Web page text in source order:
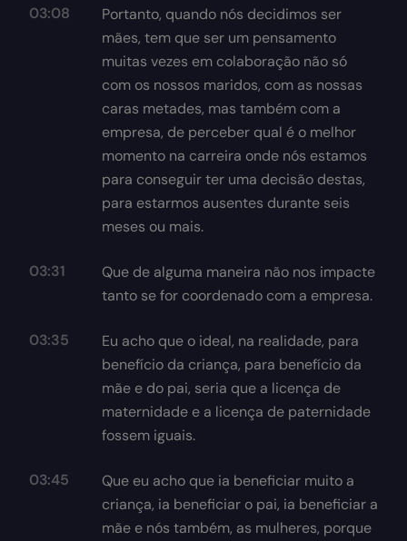
03:08
Portanto, quando nós decidimos ser
mães, tem que ser um pensamento
muitas vezes em colaboração não só
com os nossos maridos, com as nossas
caras metades, mas também com a
empresa, de perceber qual é o melhor
momento na carreira onde nós estamos
para conseguir ter uma decisão destas,
para estarmos ausentes durante seis
meses ou mais.
03:31
Que de alguma maneira não nos impacte
tanto se for coordenado com a empresa.
03:35
Eu acho que o ideal, na realidade, para
benefício da criança, para benefício da
mãe e do pai, seria que a licença de
maternidade e a licença de paternidade
fossem iguais.
03:45
Que eu acho que ia beneficiar muito a
criança, ia beneficiar o pai, ia beneficiar a
mãe e nós também, as mulheres, porque